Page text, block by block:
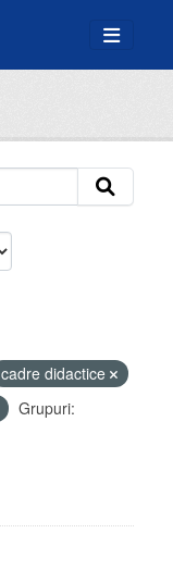
cadre didactice
Grupuri: